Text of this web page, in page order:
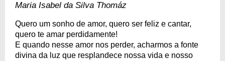
Maria Isabel da Silva Thomáz
Quero um sonho de amor, quero ser feliz e cantar,
quero te amar perdidamente!
E quando nesse amor nos perder, acharmos a fonte
divina da luz que resplandece nossa vida e nosso